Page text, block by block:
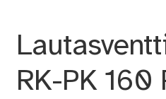
RK-PK 160